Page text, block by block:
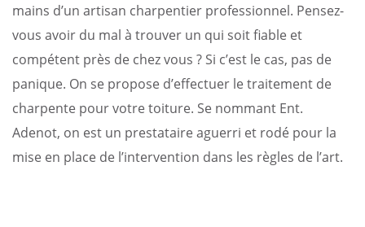
mains d’un artisan charpentier professionnel. Pensez-
vous avoir du mal à trouver un qui soit fiable et
compétent près de chez vous ? Si c’est le cas, pas de
panique. On se propose d’effectuer le traitement de
charpente pour votre toiture. Se nommant Ent.
Adenot, on est un prestataire aguerri et rodé pour la
mise en place de l’intervention dans les règles de l’art.